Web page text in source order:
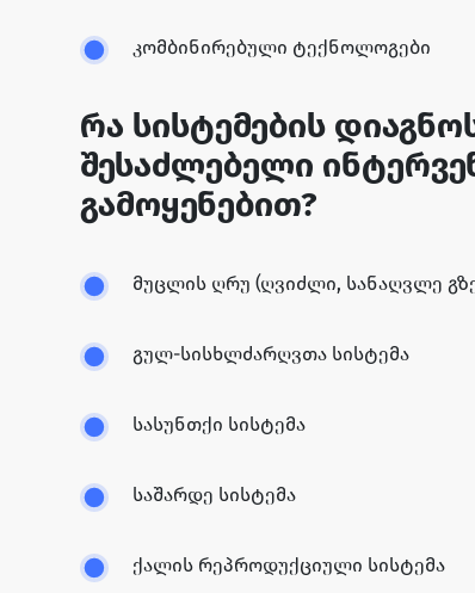
კომბინირებული ტექნოლოგები
რა სისტემების
შესაძლებელი
გამოყენებით?
მუცლის ღრუ (ღვიძლი, სანაღვლე
გულ-სისხლძარღვთა სისტემა
სასუნთქი სისტემა
საშარდე სისტემა
ქალის რეპროდუქციული სისტემა